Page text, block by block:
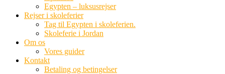
Egypten – luksusrejser
Rejser i skoleferier
Tag til Egypten i skoleferien.
Skoleferie i Jordan
Om os
Vores guider
Kontakt
Betaling og betingelser